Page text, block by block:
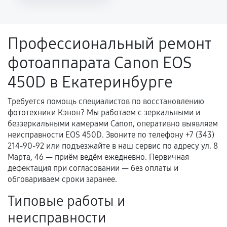
Поломка установленной детали при
нормальной эксплуатации в течение
гарантийного срока.
Несоответствие комплектующей заявленным
техническим характеристикам.
Документы для подтверждения
гарантии
Гарантийный талон.
услуг и сроком гарантии.
Документы на установленные комплектующие
Профессиональный ремонт
фотоаппарата Canon EOS
450D в Екатеринбурге
Требуется помощь специалистов по восстановлению
фототехники Кэнон? Мы работаем с зеркальными и
беззеркальными камерами Canon, оперативно выявляем
неисправности EOS 450D. Звоните по телефону +7 (343)
214-90-92 или подъезжайте в наш сервис по адресу ул. 8
Марта, 46 — приём ведём ежедневно. Первичная
дефектация при согласовании — без оплаты и
обговариваем сроки заранее.
Типовые работы и
неисправности